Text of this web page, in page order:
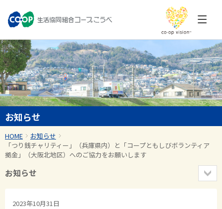
お知らせ
HOME
お知らせ
「つり銭チャリティー」（兵庫県内）と「コープともしびボランティア
拠金」（大阪北地区）へのご協力をお願いします
お知らせ
2023年10月31日